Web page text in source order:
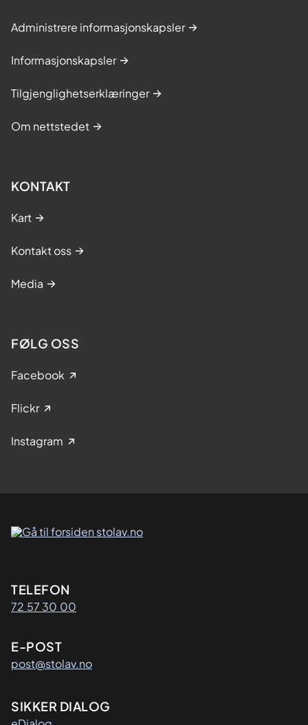
Administrere informasjonskapsler
Informasjonskapsler
Tilgjenglighetserklæringer
Om nettstedet
KONTAKT
Kart
Kontakt oss
Media
FØLG OSS
Facebook
Flickr
Instagram
Kontaktinformasjon
TELEFON
72 57 30 00
E-POST
post@stolav.no
SIKKER DIALOG